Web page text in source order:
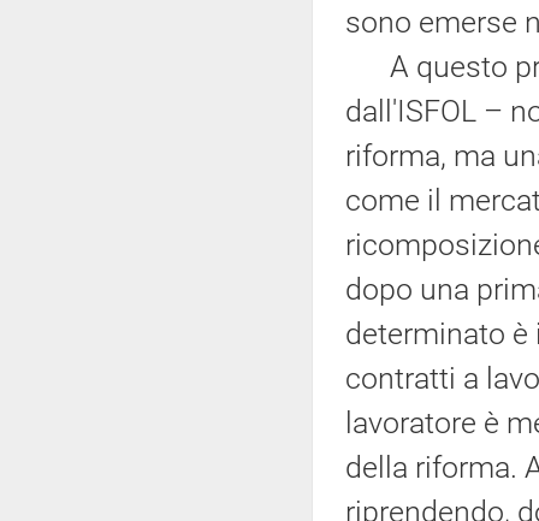
sono emerse
A questo
dall'ISFOL –
riforma, ma
come il
dopo una
determinato è
contratti a
lavoratore è
della riforma.
riprendendo,